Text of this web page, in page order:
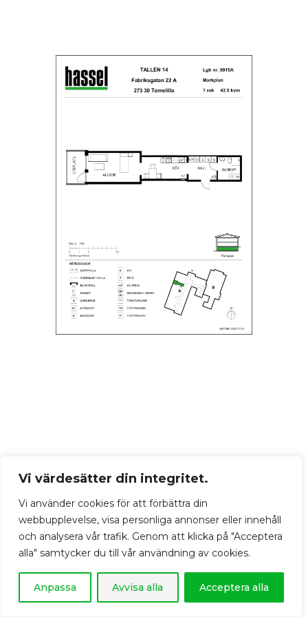
Vi värdesätter din integritet.
Vi använder cookies för att förbättra din
webbupplevelse, visa personliga annonser eller innehåll
och analysera vår trafik. Genom att klicka på "Acceptera
alla" samtycker du till vår användning av cookies.
Anpassa Avvisa alla Acceptera alla